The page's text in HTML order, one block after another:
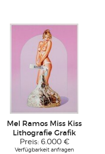
Mel Ramos Miss Kiss
Lithografie Grafik
Preis: 6.000 €
Verfügbarkeit anfragen